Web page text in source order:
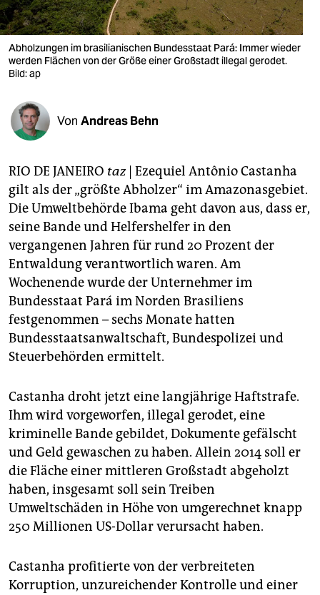
verlag
veranstaltungen
shop
fragen & hilfe
unterstützen
genossenschaft
epaper login
Abholzungen im brasilianischen Bundesstaat Pará: Immer wieder
werden Flächen von der Größe einer Großstadt illegal gerodet.
Bild: ap
Von Andreas Behn
RIO DE JANEIRO taz Ezequiel Antônio Castanha
gilt als der „größte Abholzer“ im Amazonasgebiet.
Die Umweltbehörde Ibama geht davon aus, dass er,
seine Bande und Helfershelfer in den
vergangenen Jahren für rund 20 Prozent der
Entwaldung verantwortlich waren. Am
Wochenende wurde der Unternehmer im
Bundesstaat Pará im Norden Brasiliens
festgenommen – sechs Monate hatten
Bundesstaatsanwaltschaft, Bundespolizei und
Steuerbehörden ermittelt.
Castanha droht jetzt eine langjährige Haftstrafe.
Ihm wird vorgeworfen, illegal gerodet, eine
kriminelle Bande gebildet, Dokumente gefälscht
und Geld gewaschen zu haben. Allein 2014 soll er
die Fläche einer mittleren Großstadt abgeholzt
haben, insgesamt soll sein Treiben
Umweltschäden in Höhe von umgerechnet knapp
250 Millionen US-Dollar verursacht haben.
Castanha profitierte von der verbreiteten
Korruption, unzureichender Kontrolle und einer